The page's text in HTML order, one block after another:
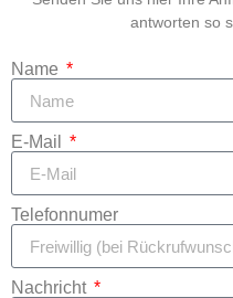
antworten so
Name
E-Mail
Telefonnumer
Nachricht